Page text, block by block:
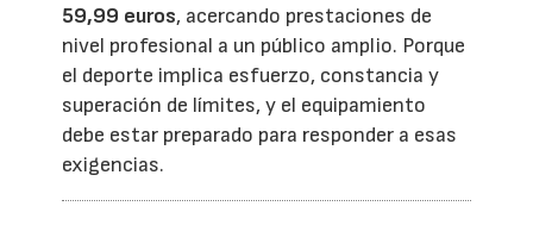
59,99 euros, acercando prestaciones de
nivel profesional a un público amplio. Porque
el deporte implica esfuerzo, constancia y
superación de límites, y el equipamiento
debe estar preparado para responder a esas
exigencias.